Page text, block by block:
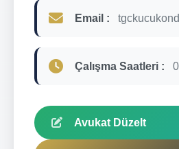
Email :
Çalışma Saatleri :
Avukat Düzelt